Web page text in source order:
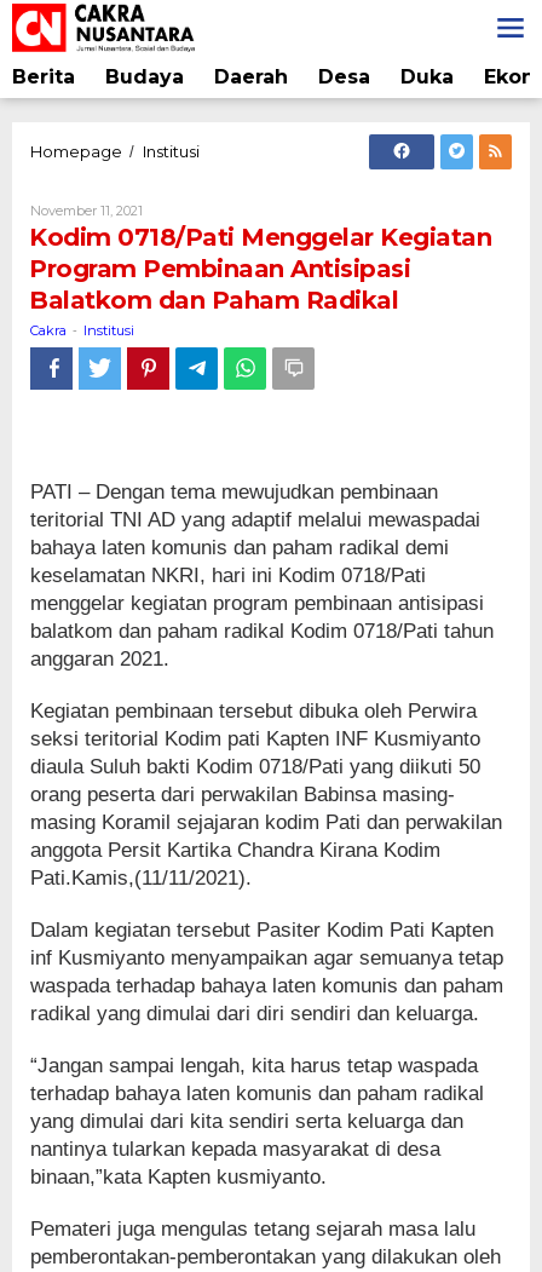
Lewati
ke
konten
Berita Budaya Daerah Desa Duka
Homepage / InstitusiKodim
Kegiatan
Program
Pembinaan
Antisipasi
dan
Paham
Radikal
November 11, 2021
Cakra
Kodim 0718/Pati Menggelar Kegiatan
Program Pembinaan Antisipasi
Balatkom dan Paham Radikal
Cakra - Institusi
PATI – Dengan tema mewujudkan pembinaan
teritorial TNI AD yang adaptif melalui mewaspadai
bahaya laten komunis dan paham radikal demi
keselamatan NKRI, hari ini Kodim 0718/Pati
menggelar kegiatan program pembinaan antisipasi
balatkom dan paham radikal Kodim 0718/Pati tahun
anggaran 2021.
Kegiatan pembinaan tersebut dibuka oleh Perwira
seksi teritorial Kodim pati Kapten INF Kusmiyanto
diaula Suluh bakti Kodim 0718/Pati yang diikuti 50
orang peserta dari perwakilan Babinsa masing-
masing Koramil sejajaran kodim Pati dan perwakilan
anggota Persit Kartika Chandra Kirana Kodim
Pati.Kamis,(11/11/2021).
Dalam kegiatan tersebut Pasiter Kodim Pati Kapten
inf Kusmiyanto menyampaikan agar semuanya tetap
waspada terhadap bahaya laten komunis dan paham
radikal yang dimulai dari diri sendiri dan keluarga.
“Jangan sampai lengah, kita harus tetap waspada
terhadap bahaya laten komunis dan paham radikal
yang dimulai dari kita sendiri serta keluarga dan
nantinya tularkan kepada masyarakat di desa
binaan,”kata Kapten kusmiyanto.
Pemateri juga mengulas tetang sejarah masa lalu
pemberontakan-pemberontakan yang dilakukan oleh